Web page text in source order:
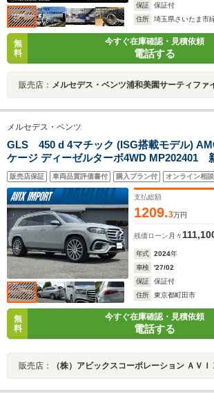
保証
保証付
住所
埼玉県さいたま市
無
料
今すぐ在庫確認・見積依頼
電話する
販売店： メルセデス・ベンツ浦和美園サーティファ
メルセデス・ベンツ
GLS 450 d 4マチック (ISG搭載モデル)
ケージ ディーゼルターボ4WD MP202401
ーファーPKG 有償色 オン&オフロードエン
PKG リアエンタ E-ABC RSP PSR MBUX
Burmester エアバランスPKG マルチコント
バック リラクゼーション HUD 22AW 禁煙
販売店保証 車両品質評価書付 購入プラン付 オンライン相
支払総額
1209.3万円
残価ローン 月々
年式 2024年
車検
'27/02
保証
保証付
住所
東京都町田市
無
料
今すぐ在庫確認・見積依頼
電話する
販売店： （株）アビックスコーポレーション ＡＶＩＸ ＩＭ